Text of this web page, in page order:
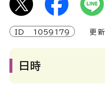
ID 1059179 更
日時